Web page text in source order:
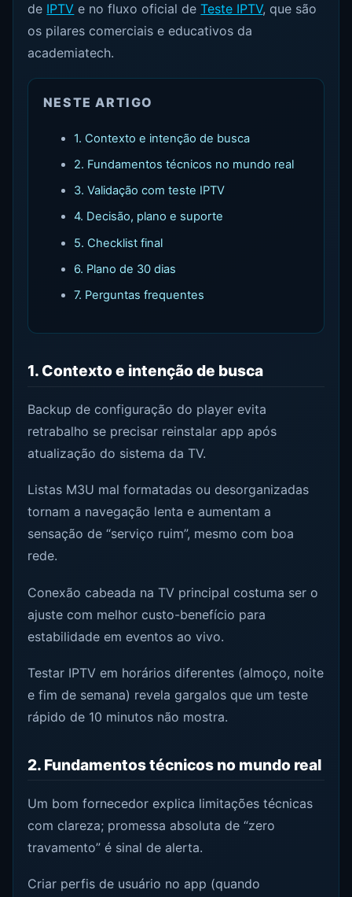
de IPTV e no fluxo oficial deTeste IPTV, que são
os pilares comerciais e educativos da
academiatech.
NESTE ARTIGO
1. Contexto e intenção de busca
2. Fundamentos técnicos no mundo real
3. Validação com teste IPTV
4. Decisão, plano e suporte
5. Checklist final
6. Plano de 30 dias
7. Perguntas frequentes
1. Contexto e intenção de busca
Backup de configuração do player evita
retrabalho se precisar reinstalar app após
atualização do sistema da TV.
Listas M3U mal formatadas ou desorganizadas
tornam a navegação lenta e aumentam a
sensação de “serviço ruim”, mesmo com boa
rede.
Conexão cabeada na TV principal costuma ser o
ajuste com melhor custo-benefício para
estabilidade em eventos ao vivo.
Testar IPTV em horários diferentes (almoço, noite
e fim de semana) revela gargalos que um teste
rápido de 10 minutos não mostra.
2. Fundamentos técnicos no mundo real
Um bom fornecedor explica limitações técnicas
com clareza; promessa absoluta de “zero
travamento” é sinal de alerta.
Criar perfis de usuário no app (quando